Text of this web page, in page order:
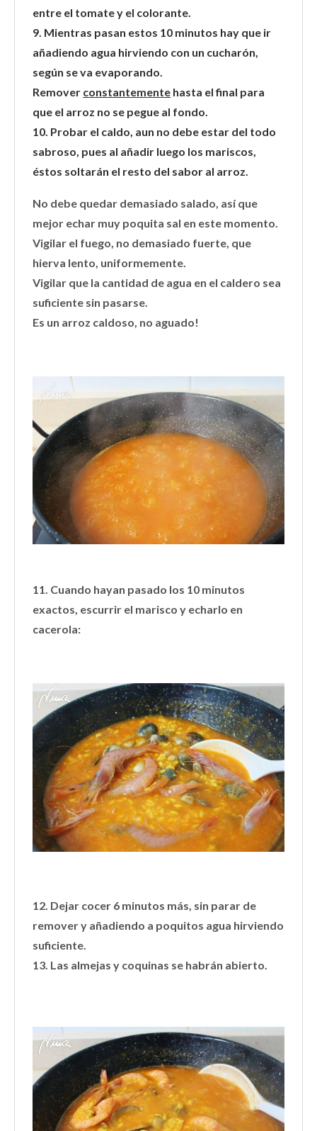
entre el tomate y el colorante.
9. Mientras pasan estos 10 minutos hay que ir
añadiendo agua hirviendo con un cucharón,
según se va evaporando.
Remover constantemente hasta el final para
que el arroz no se pegue al fondo.
10. Probar el caldo, aun no debe estar del todo
sabroso, pues al añadir luego los mariscos,
éstos soltarán el resto del sabor al arroz.
No debe quedar demasiado salado, así que
mejor echar muy poquita sal en este momento.
Vigilar el fuego, no demasiado fuerte, que
hierva lento, uniformemente.
Vigilar que la cantidad de agua en el caldero sea
suficiente sin pasarse.
Es un arroz caldoso, no aguado!
11. Cuando hayan pasado los 10 minutos
exactos, escurrir el marisco y echarlo en
cacerola:
12. Dejar cocer 6 minutos más, sin parar de
remover y añadiendo a poquitos agua hirviendo
suficiente.
13. Las almejas y coquinas se habrán abierto.